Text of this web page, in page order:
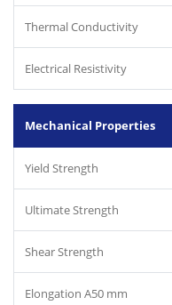
Thermal Conductivity
Electrical Resistivity
Mechanical Properties
Yield Strength
Ultimate Strength
Shear Strength
Elongation A50 mm